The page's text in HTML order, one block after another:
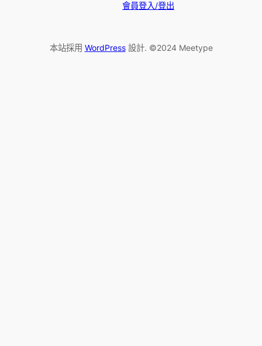
會員登入/登出
本站採用 WordPress設計. ©2024 Meetype